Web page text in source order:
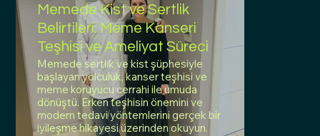
Memede Kist ve Sertlik
Belirtileri: Meme Kanseri
Teşhisi ve Ameliyat Süreci
Memede sertlik ve kist şüphesiyle
başlayan yolculuk, kanser teşhisi ve
meme koruyucu cerrahi ile umuda
dönüştü. Erken teşhisin önemini ve
modern tedavi yöntemlerini gerçek bir
iyileşme hikayesi üzerinden okuyun.